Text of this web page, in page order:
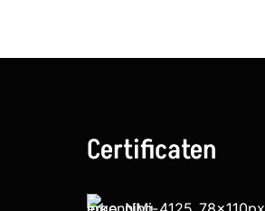
Certificaten